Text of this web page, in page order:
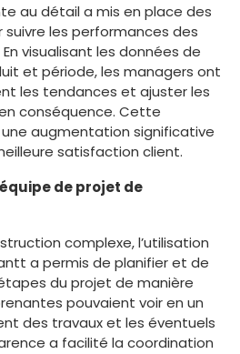
au détail a mis en place des
les performances des
visualisant les données de
et période, les managers ont
les tendances et ajuster les
conséquence. Cette
augmentation significative
satisfaction client.
équipe de projet de
complexe, l’utilisation
a permis de planifier et de
du projet de manière
pouvaient voir en un
des travaux et les éventuels
a facilité la coordination